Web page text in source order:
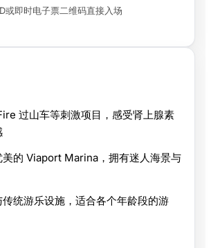
或即时电子票二维码直接入场
过山车等刺激项目，感受肾上腺素
美的 Viaport Marina，拥有迷人海景与
统游乐设施，适合各个年龄段的游